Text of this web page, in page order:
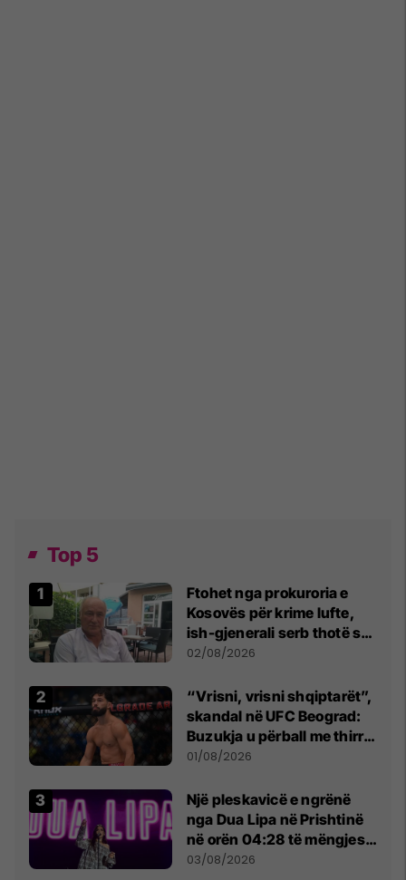
Top 5
Ftohet nga prokuroria e
Kosovës për krime lufte,
ish-gjenerali serb thotë se
dikush e tradhtoi në
02/08/2026
“Vrisni, vrisni shqiptarët”,
skandal në UFC Beograd:
Buzukja u përball me thirrje
anti-shqiptare nga
01/08/2026
Një pleskavicë e ngrënë
nga Dua Lipa në Prishtinë
në orën 04:28 të mëngjesit
- dhe bota digjitale serbe
03/08/2026